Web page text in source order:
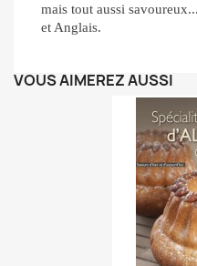
mais tout aussi
et Anglais.
VOUS AIMEREZ AUSSI